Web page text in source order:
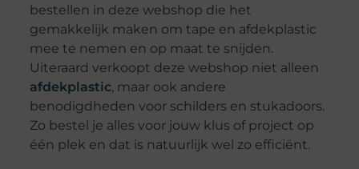
bestellen in deze webshop die het
gemakkelijk maken om tape en afdekplastic
mee te nemen en op maat te snijden.
Uiteraard verkoopt deze webshop niet alleen
afdekplastic, maar ook andere
benodigdheden voor schilders en stukadoors.
Zo bestel je alles voor jouw klus of project op
één plek en dat is natuurlijk wel zo efficiënt.